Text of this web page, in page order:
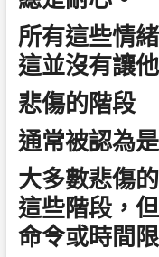
所有這些情
這並沒有讓
悲傷的階段
通常被認為
大多數悲傷
這些階段，
命令或時間